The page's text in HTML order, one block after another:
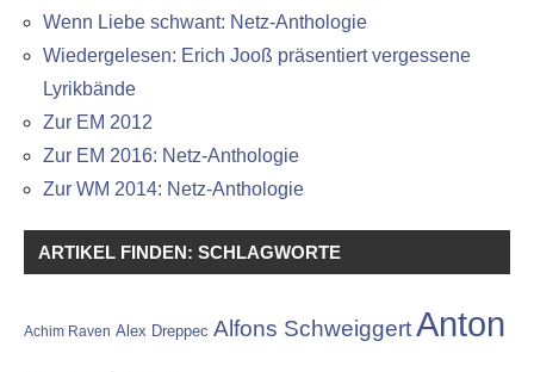
Wenn Liebe schwant: Netz-Anthologie
Wiedergelesen: Erich Jooß präsentiert vergessene
Lyrikbände
Zur EM 2012
Zur EM 2016: Netz-Anthologie
Zur WM 2014: Netz-Anthologie
ARTIKEL FINDEN: SCHLAGWORTE
Achim Raven Alex Dreppec Alfons SchweiggertAnton